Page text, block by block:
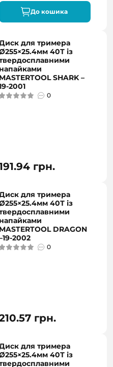
До кошика
для тримера
40Т із
напайками
MASTERTOOL SHARK –
2001
0
грн.
для тримера
40Т із
напайками
MASTERTOOL DRAGON
2002
0
грн.
для тримера
40Т із